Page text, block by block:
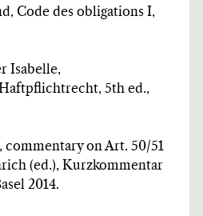
Code des obligations I,
Isabelle,
5th ed.,
commentary on Art. 50/51
(ed.), Kurzkommentar
2014.